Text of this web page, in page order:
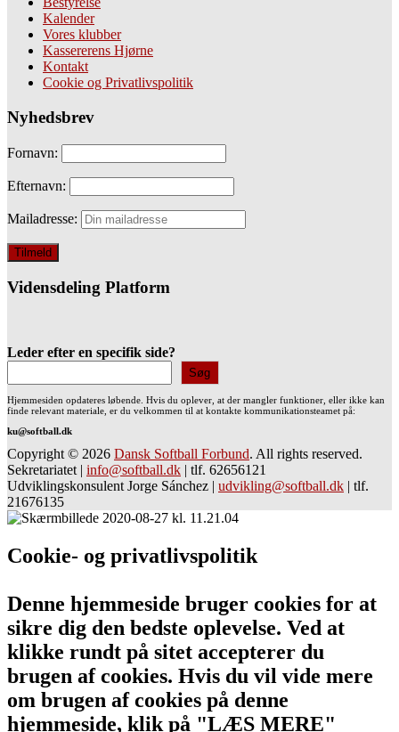
Kalender
Vores klubber
Kassererens Hjørne
Kontakt
Cookie og Privatlivspolitik
Nyhedsbrev
Fornavn:
Efternavn:
Mailadresse:
Vidensdeling Platform
Leder efter en specifik side?
Søg
Hjemmesiden opdateres løbende. Hvis du oplever, at der mangler funktioner, eller ikke kan
finde relevant materiale, er du velkommen til at kontakte kommunikationsteamet på:
ku@softball.dk
Copyright © 2026 Dansk Softball Forbund. All rights reserved.
Sekretariatet | info@softball.dk | tlf. 62656121
Udviklingskonsulent Jorge Sánchez | udvikling@softball.dk | tlf.
21676135
Cookie- og privatlivspolitik
Denne hjemmeside bruger cookies for at
sikre dig den bedste oplevelse. Ved at
klikke rundt på sitet accepterer du
brugen af cookies. Hvis du vil vide mere
om brugen af cookies på denne
hjemmeside, klik på "LÆS MERE"